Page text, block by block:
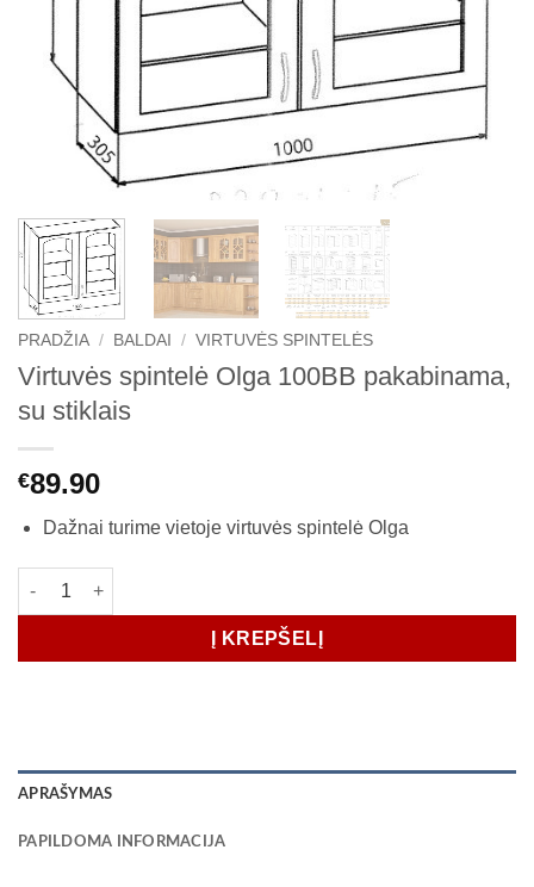
PRADŽIA / BALDAI / VIRTUVĖS SPINTELĖS
Virtuvės spintelė Olga 100BB pakabinama,
su stiklais
€89.90
Dažnai turime vietoje virtuvės spintelė Olga
produkto kiekis: Virtuvės spintelė Olga 100BB pakabinama, su
Į KREPŠELĮ
APRAŠYMAS
PAPILDOMA INFORMACIJA